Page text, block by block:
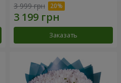
3 999 грн
Заказать